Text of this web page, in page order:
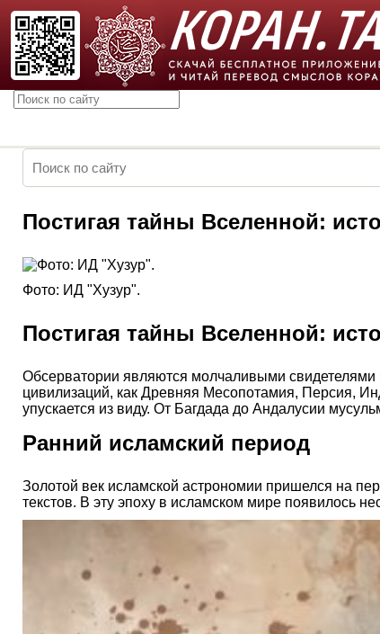
Постигая тайны Вселенной:
Фото: ИД "Хузур".
Постигая тайны Вселенной:
Обсерватории являются молчаливыми свидетелями
цивилизаций, как Древняя Месопотамия, Персия,
упускается из виду. От Багдада до Андалусии
Ранний исламский период
Золотой век исламской астрономии пришелся на
текстов. В эту эпоху в исламском мире появилось